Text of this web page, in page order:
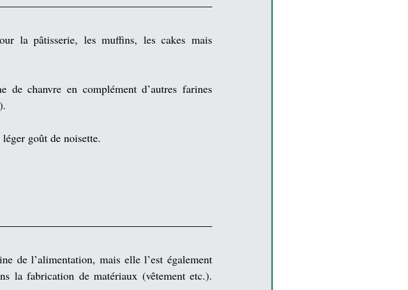
la pâtisserie, les muffins, les cakes mais
chanvre en complément d’autres farines
goût de noisette.
de l’alimentation, mais elle l’est également
la fabrication de matériaux (vêtement etc.).